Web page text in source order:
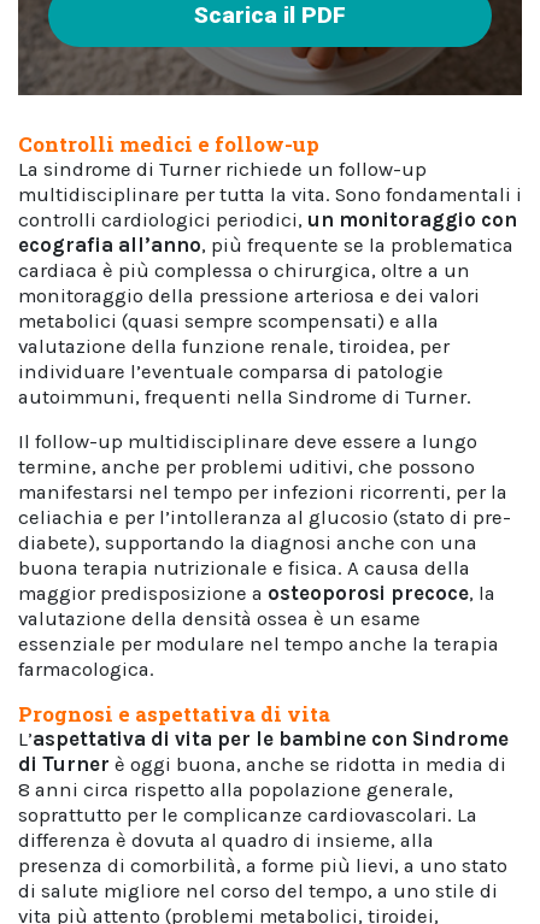
Scarica il PDF
Controlli medici e follow-up
La sindrome di Turner richiede un follow-up
multidisciplinare per tutta la vita. Sono fondamentali i
controlli cardiologici periodici, un monitoraggio con
ecografia all’anno, più frequente se la problematica
cardiaca è più complessa o chirurgica, oltre a un
monitoraggio della pressione arteriosa e dei valori
metabolici (quasi sempre scompensati) e alla
valutazione della funzione renale, tiroidea, per
individuare l’eventuale comparsa di patologie
autoimmuni, frequenti nella Sindrome di Turner.
Il follow-up multidisciplinare deve essere a lungo
termine, anche per problemi uditivi, che possono
manifestarsi nel tempo per infezioni ricorrenti, per la
celiachia e per l’intolleranza al glucosio (stato di pre-
diabete), supportando la diagnosi anche con una
buona terapia nutrizionale e fisica. A causa della
maggior predisposizione a osteoporosi precoce, la
valutazione della densità ossea è un esame
essenziale per modulare nel tempo anche la terapia
farmacologica.
Prognosi e aspettativa di vita
L’aspettativa di vita per le bambine con Sindrome
di Turner è oggi buona, anche se ridotta in media di
8 anni circa rispetto alla popolazione generale,
soprattutto per le complicanze cardiovascolari. La
differenza è dovuta al quadro di insieme, alla
presenza di comorbilità, a forme più lievi, a uno stato
di salute migliore nel corso del tempo, a uno stile di
vita più attento (problemi metabolici, tiroidei,